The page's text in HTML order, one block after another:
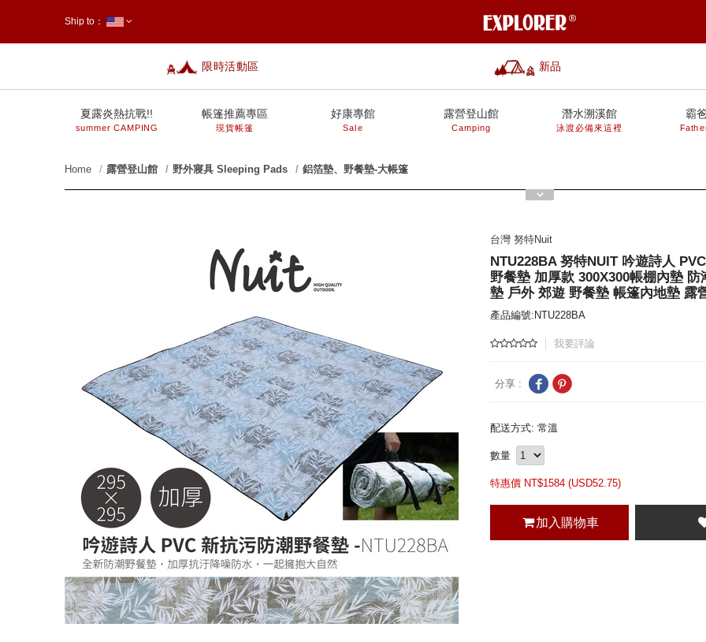
限時活動區 新品
Ship to：
夏露炎熱抗戰!!
summer CAMPING
帳篷推薦專區
現貨帳篷
好康專館
Sale
露營登山館
Camping
潛水溯溪館
泳渡必備來這裡
霸
Home 露營登山館 野外寢具 Sleeping Pads 鋁箔墊、野餐墊-大帳篷
prev
台灣 努特Nuit
NTU228BA 努特NUIT 吟遊詩人
野餐墊 加厚款 300X300帳棚內墊 防
墊 戶外 郊遊 野餐墊 帳篷內地墊 露
產品編號:NTU228BA
我要評論
分享 :
配送方式: 常溫
數量
特惠價 NT$1584 (USD52.75)
加入購物車